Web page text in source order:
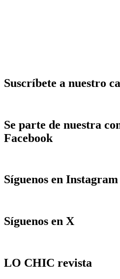
Suscríbete a nuestro
Se parte de nuestra
Facebook
Síguenos en Instagram
Síguenos en X
LO CHIC revista